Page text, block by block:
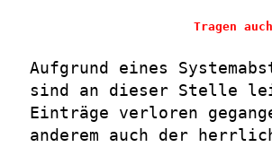
Tragen
Aufgrund eines
sind an dieser Stelle
Einträge verloren
anderem auch der